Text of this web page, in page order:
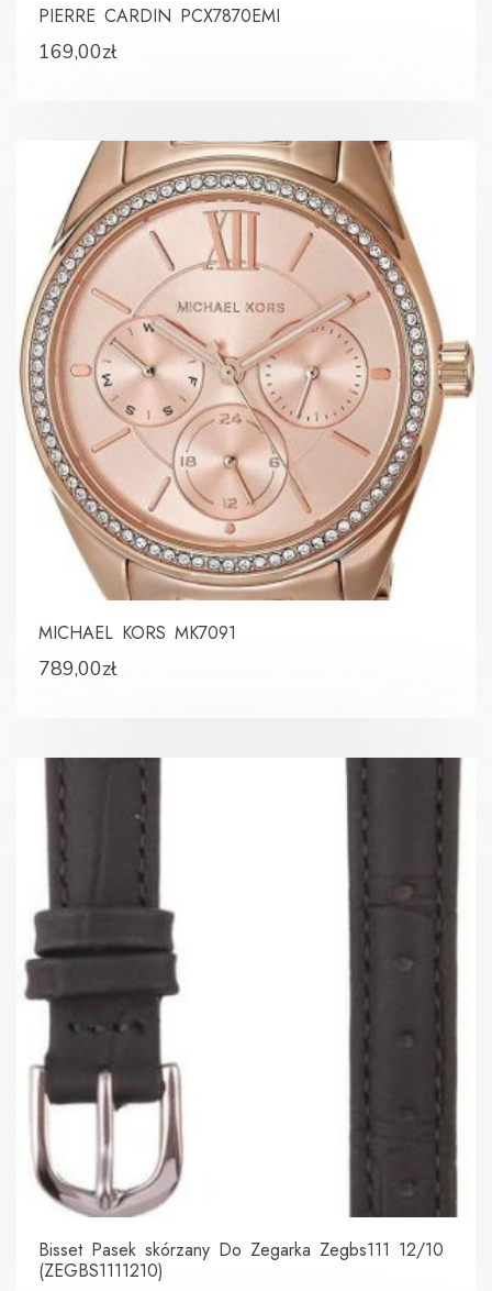
PIERRE CARDIN PCX7870EMI
169,00zł
MICHAEL KORS MK7091
789,00zł
Bisset Pasek skórzany Do Zegarka Zegbs111 12/10
(ZEGBS1111210)